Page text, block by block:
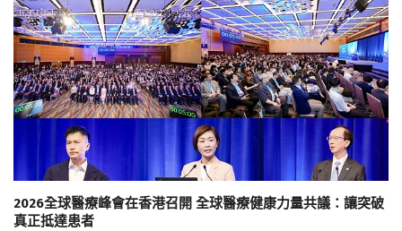
2026全球醫療峰會在香港召開 全球醫療健康力量共議：讓突破
真正抵達患者